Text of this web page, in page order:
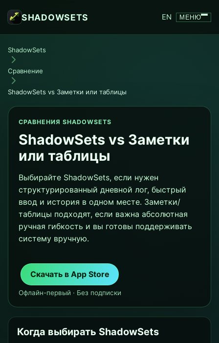
SHADOWSETS EN МЕНЮ
ShadowSets
Сравнение
ShadowSets vs Заметки или таблицы
СРАВНЕНИЯ SHADOWSETS
ShadowSets vs Заметки
или таблицы
Выбирайте ShadowSets, если нужен
структурированный дневной лог, быстрый
ввод и история в одном месте. Заметки/
таблицы подходят, если важна абсолютная
ручная гибкость и вы готовы поддерживать
систему вручную.
Скачать в App Store
Офлайн-первый · Без подписки
Когда выбирать ShadowSets